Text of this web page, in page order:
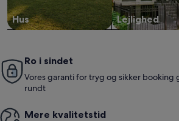
Hus Lejlighed
Ro i sindet
Vores garanti for tryg og sikker
rundt
Mere kvalitetstid